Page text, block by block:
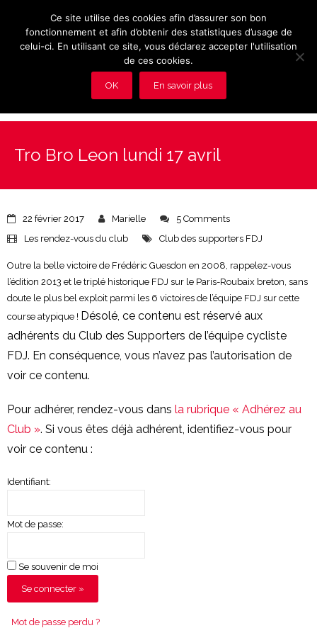
Vidéos
Adhérez au Club
Tro Bro Leon lundi 17 avril
22 février 2017 Marielle
5 Comments
Les rendez-vous du club
Club des supporters FDJ
Outre la belle victoire de Frédéric Guesdon en 2008, rappelez-vous
l’édition 2013 et le triplé historique FDJ sur le Paris-Roubaix breton, sans
doute le plus bel exploit parmi les 6 victoires de l’équipe FDJ sur cette
course atypique ! Désolé, ce contenu est réservé aux
adhérents du Club des Supporters de l’équipe cycliste
FDJ. En conséquence, vous n’avez pas l’autorisation de
voir ce contenu.
Pour adhérer, rendez-vous dans la rubrique « Adhérez au
Club ». Si vous êtes déjà adhérent, identifiez-vous pour
voir ce contenu :
Identifiant:
Mot de passe:
Se souvenir de moi
Mot de passe perdu ?
Ce site utilise des cookies afin d’assurer son bon
fonctionnement et afin d’obtenir des statistiques d’usage de
celui-ci. En utilisant ce site, vous déclarez accepter l'utilisation
de ces cookies.
OK En savoir plus